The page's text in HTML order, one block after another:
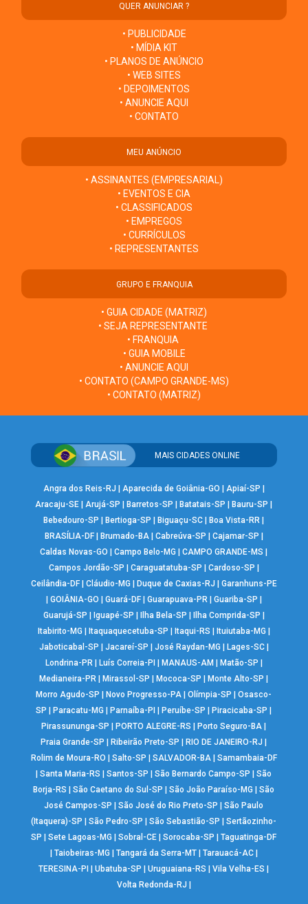
QUER ANUNCIAR ?
• PUBLICIDADE
• MÍDIA KIT
• PLANOS DE ANÚNCIO
• WEB SITES
• DEPOIMENTOS
• ANUNCIE AQUI
• CONTATO
MEU ANÚNCIO
• ASSINANTES (EMPRESARIAL)
• EVENTOS E CIA
• CLASSIFICADOS
• EMPREGOS
• CURRÍCULOS
• REPRESENTANTES
GRUPO E FRANQUIA
• GUIA CIDADE (MATRIZ)
• SEJA REPRESENTANTE
• FRANQUIA
• GUIA MOBILE
• ANUNCIE AQUI
• CONTATO (CAMPO GRANDE-MS)
• CONTATO (MATRIZ)
MAIS CIDADES ONLINE
Angra dos Reis-RJ Aparecida de Goiânia-GO Apiaí-SP
Aracaju-SE |Arujá-SP Barretos-SP Batatais-SP Bauru-SP
Bebedouro-SP
Bertioga-SP Biguaçu-SC Boa Vista-RR
BRASÍLIA-DF| Brumado-BA| Cabreúva-SP Cajamar-SP
Caldas Novas-GO
|Campo Belo-MG |CAMPO GRANDE-MS
Campos Jordão-SP
Caraguatatuba-SP Cardoso-SP
Ceilândia-DF| Cláudio-MG Duque de Caxias-RJ
Garanhuns-PE
GOIÂNIA-GO Guará-DF| Guarapuava-PR| Guariba-SP
Guarujá-SP
Iguapé-SP Ilha Bela-SP Ilha Comprida-SP
Itabirito-MG
Itaquaquecetuba-SP Itaqui-RS Ituiutaba-MG
Jaboticabal-SP
Jacareí-SP José Raydan-MG Lages-SC|
Londrina-PR| Luís Correia-PI MANAUS-AM Matão-SP
Medianeira-PR
Mirassol-SP Mococa-SP Monte Alto-SP
Morro Agudo-SP
Novo Progresso-PA |Olímpia-SP |Osasco-
SP
Paracatu-MG Parnaíba-PI Peruíbe-SP Piracicaba-SP
Pirassununga-SP
PORTO ALEGRE-RS Porto Seguro-BA
Praia Grande-SP
Ribeirão Preto-SP RIO DE JANEIRO-RJ
Rolim de Moura-RO
Salto-SP SALVADOR-BA| Samambaia-DF
|Santa Maria-RS |Santos-SP |São Bernardo Campo-SP |São
Borja-RS
|São Caetano do Sul-SP |São João Paraíso-MG |São
José Campos-SP
|São José do Rio Preto-SP |São Paulo
(Itaquera)-SP
|São Pedro-SP |São Sebastião-SP |Sertãozinho-
SP
|Sete Lagoas-MG |Sobral-CE |Sorocaba-SP |Taguatinga-DF
Taiobeiras-MG Tangará da Serra-MT| Tarauacá-AC|
TERESINA-PI
|Ubatuba-SP |Uruguaiana-RS |Vila Velha-ES
Volta Redonda-RJ